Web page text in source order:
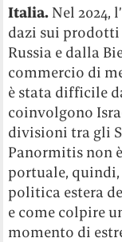
Italia. Nel 2024,
dazi sui
Russia e dalla
commercio di
è stata difficile
coinvolgono
divisioni tra gli
Panormitis non
portuale, quindi,
politica estera
e come colpire
momento di